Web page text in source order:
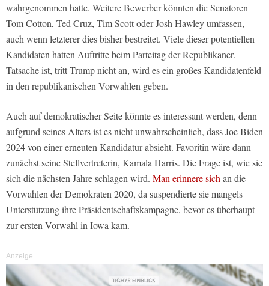
wahrgenommen hatte. Weitere Bewerber könnten die Senatoren
Tom Cotton, Ted Cruz, Tim Scott oder Josh Hawley umfassen,
auch wenn letzterer dies bisher bestreitet. Viele dieser potentiellen
Kandidaten hatten Auftritte beim Parteitag der Republikaner.
Tatsache ist, tritt Trump nicht an, wird es ein großes Kandidatenfeld
in den republikanischen Vorwahlen geben.
Auch auf demokratischer Seite könnte es interessant werden, denn
aufgrund seines Alters ist es nicht unwahrscheinlich, dass Joe Biden
2024 von einer erneuten Kandidatur absieht. Favoritin wäre dann
zunächst seine Stellvertreterin, Kamala Harris. Die Frage ist, wie sie
sich die nächsten Jahre schlagen wird. Man erinnere sich an die
Vorwahlen der Demokraten 2020, da suspendierte sie mangels
Unterstützung ihre Präsidentschaftskampagne, bevor es überhaupt
zur ersten Vorwahl in Iowa kam.
Anzeige